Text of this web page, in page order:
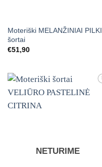
Moteriški MELANŽINIAI PILKI
šortai
€51,90
Mėgstamiausias
NETURIME